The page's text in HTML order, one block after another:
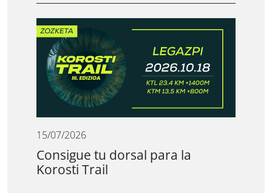
15/07/2026
Consigue tu dorsal para la
Korosti Trail